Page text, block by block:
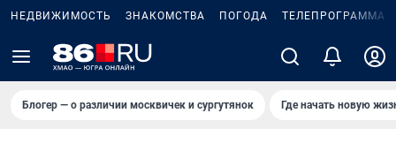
НЕДВИЖИМОСТЬ ЗНАКОМСТВА ПОГОДА ТЕЛЕПРОГРАММА
Блогер — о различии москвичек и сургутянок Где начать новую